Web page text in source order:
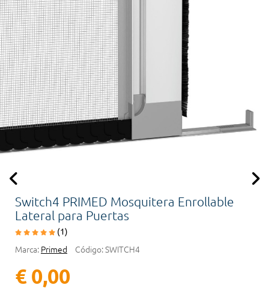
Switch4 PRIMED Mosquitera Enrollable
Lateral para Puertas
(1)
Marca: Primed Código:SWITCH4
€ 0,00